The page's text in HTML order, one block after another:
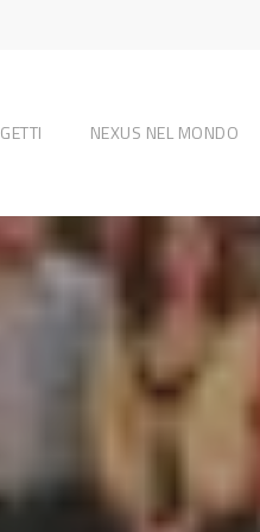
NEXUS NEL MONDO